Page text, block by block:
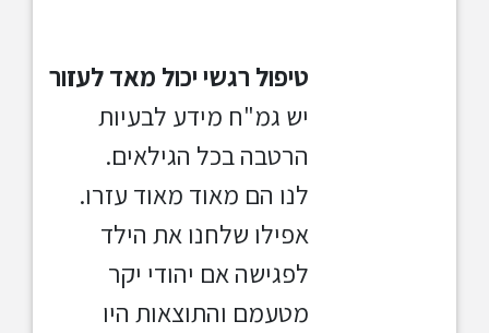
טיפול רגשי יכול מאד לעזור
יש גמ"ח מידע לבעיות
הרטבה בכל הגילאים.
לנו הם מאוד מאוד עזרו.
אפילו שלחנו את הילד
לפגישה אם יהודי יקר
מטעמם והתוצאות היו